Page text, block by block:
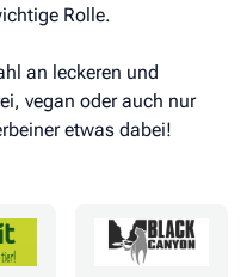
Rolle.
an leckeren und
vegan oder auch nur
etwas dabei!